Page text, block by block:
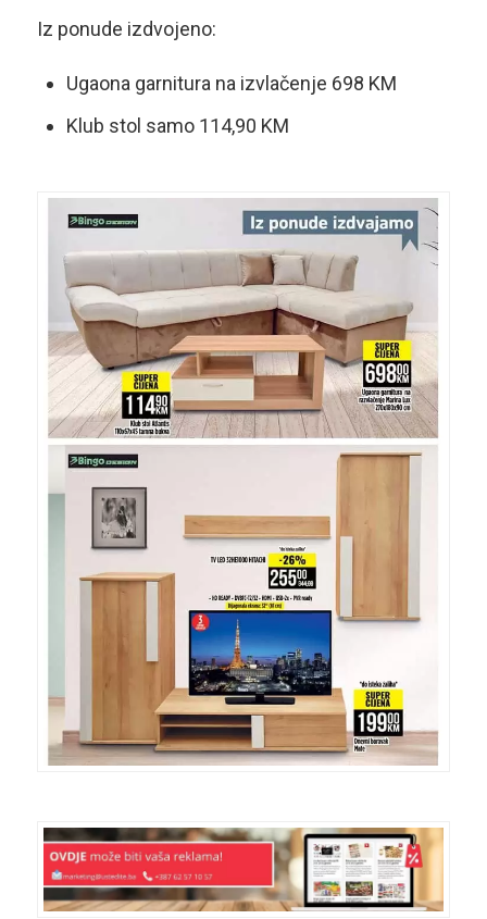
Iz ponude izdvojeno:
Ugaona garnitura na izvlačenje 698 KM
Klub stol samo 114,90 KM